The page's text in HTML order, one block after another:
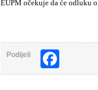
EUPM očekuje da će odluku
Podijeli